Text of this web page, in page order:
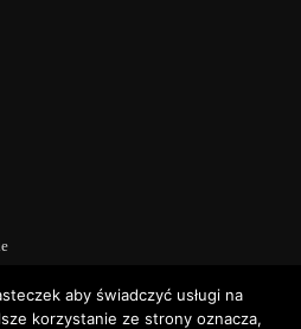
aby świadczyć usługi na
korzystanie ze strony oznacza,